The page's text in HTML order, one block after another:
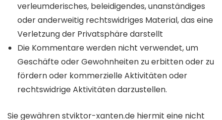
verleumderisches, beleidigendes, unanständiges
oder anderweitig rechtswidriges Material, das eine
Verletzung der Privatsphäre darstellt
Die Kommentare werden nicht verwendet, um
Geschäfte oder Gewohnheiten zu erbitten oder zu
fördern oder kommerzielle Aktivitäten oder
rechtswidrige Aktivitäten darzustellen.
Sie gewähren stviktor-xanten.de hiermit eine nicht